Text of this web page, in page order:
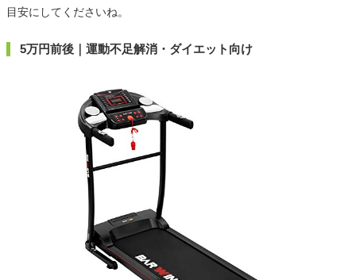
目安にしてくださいね。
5万円前後｜運動不足解消・ダイエット向け